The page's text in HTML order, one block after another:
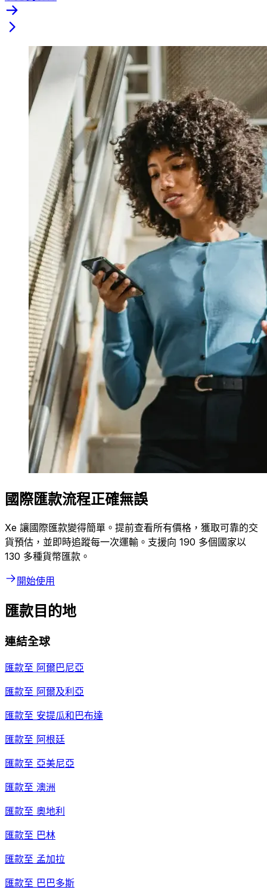
國際匯款流程正確無誤
Xe 讓國際匯款變得簡單。提前查看所有價格，獲取可靠的交
貨預估，並即時追蹤每一次運輸。支援向 190 多個國家以
130 多種貨幣匯款。
開始使用
匯款目的地
連結全球
匯款至 阿爾巴尼亞
匯款至 阿爾及利亞
匯款至 安提瓜和巴布達
匯款至 阿根廷
匯款至 亞美尼亞
匯款至 澳洲
匯款至 奧地利
匯款至 巴林
匯款至 孟加拉
匯款至 巴巴多斯